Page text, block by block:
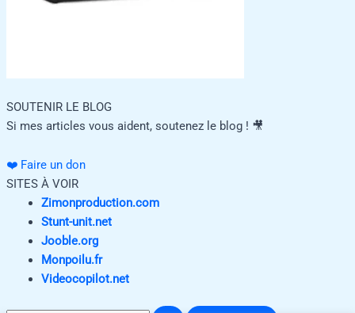
SOUTENIR LE BLOG
Si mes articles vous aident, soutenez le blog ! 🎥
❤️ Faire un don
SITES À VOIR
Zimonproduction.com
Stunt-unit.net
Jooble.org
Monpoilu.fr
Videocopilot.net